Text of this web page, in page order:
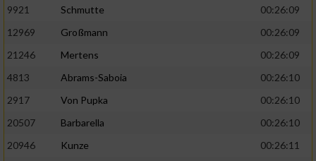
9921
Schmutte
00:26:09
12969
Großmann
00:26:09
21246
Mertens
00:26:09
4813
Abrams-Saboia
00:26:10
2917
Von Pupka
00:26:10
20507
Barbarella
00:26:10
20946
Kunze
00:26:11